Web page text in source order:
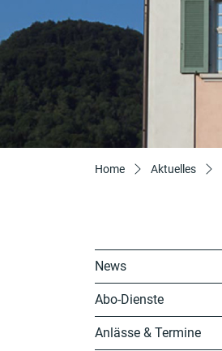
Home Aktuelles
News
Abo-Dienste
Anlässe & Termine